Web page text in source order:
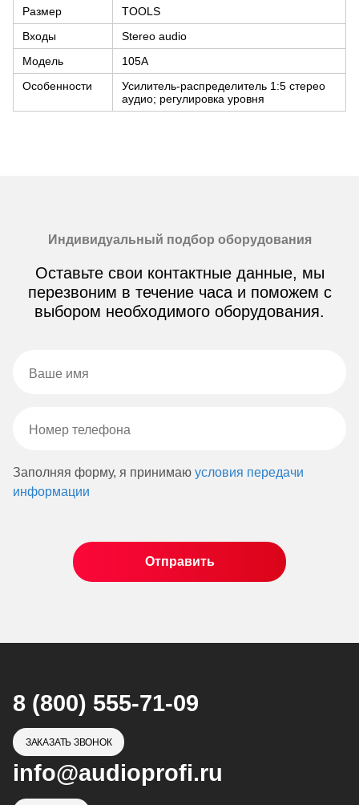
Размер
TOOLS
Входы
Stereo audio
Модель
105A
Особенности
Усилитель-распределитель 1:5 стерео
аудио; регулировка уровня
Индивидуальный подбор оборудования
Оставьте свои контактные данные, мы
перезвоним в течение часа и поможем с
выбором необходимого оборудования.
Заполняя форму, я принимаю условия передачи
информации
8 (800) 555-71-09
ЗАКАЗАТЬ ЗВОНОК
info@audioprofi.ru